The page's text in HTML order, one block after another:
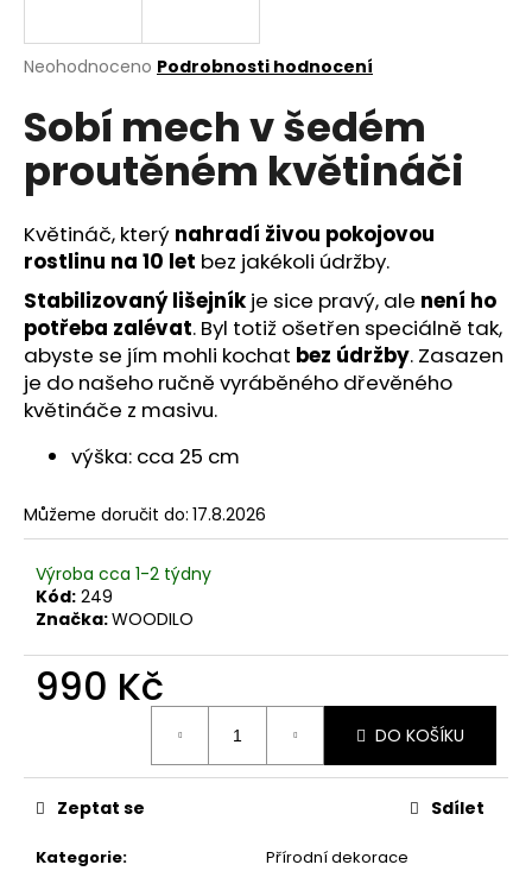
Průměrné
produktu
je
5
hvězdiček.
Neohodnoceno Podrobnosti hodnocení
Sobí mech v šedém
proutěném květináči
Květináč, který nahradí živou pokojovou
rostlinu na 10 let bez jakékoli údržby.
Stabilizovaný lišejník je sice pravý, ale není ho
potřeba zalévat. Byl totiž ošetřen speciálně tak,
abyste se jím mohli kochat bez údržby. Zasazen
je do našeho ručně vyráběného dřevěného
květináče z masivu.
výška: cca 25 cm
Můžeme doručit do: 17.8.2026
Výroba cca 1-2 týdny
Kód: 249
Značka:WOODILO
990 Kč
DO KOŠÍKU
Kategorie: Přírodní dekorace
Zeptat se Sdílet
j
t
?
HLEDAT
D
o
u
č
u
e
e